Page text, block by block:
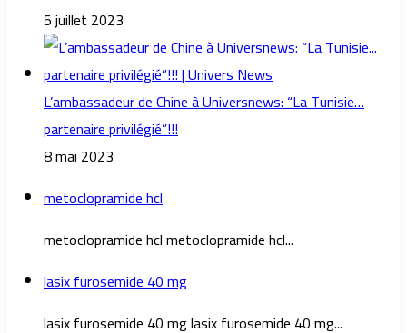
5 juillet 2023
L’ambassadeur de Chine à Universnews: “La Tunisie…
partenaire privilégié”!!!
8 mai 2023
metoclopramide hcl
metoclopramide hcl metoclopramide hcl...
lasix furosemide 40 mg
lasix furosemide 40 mg lasix furosemide 40 mg...